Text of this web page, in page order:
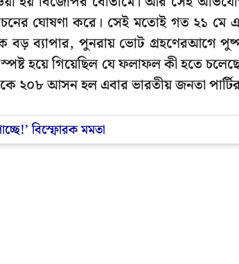
ঘোষণা করে। সেই মতোই গত ২১ মে
বড় ব্যাপার, পুনরায় ভোট গ্রহণেরআগে
হয়ে গিয়েছিল যে ফলাফল কী হতে
২০৮ আসন হল এবার ভারতীয় জনতা
বিস্ফোরক মমতা